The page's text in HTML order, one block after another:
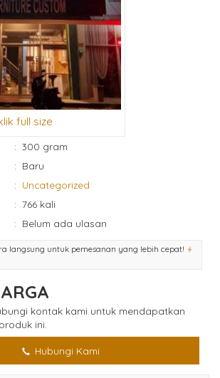
full size
: 300 gram
: Baru
: Uncategorized
: 766 kali
: Belum ada ulasan
langsung untuk pemesanan yang lebih cepat!
kontak kami untuk mendapatkan
ini.
Hubungi Kami